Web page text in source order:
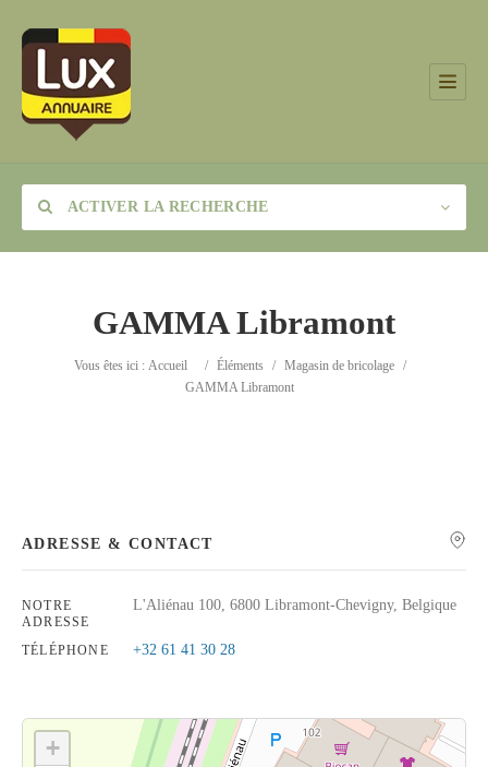
ACTIVER LA RECHERCHE
Catégorie
Rechercher
GAMMA Libramont
Vous êtes ici : Accueil / Éléments / Magasin de bricolage
/
GAMMA Libramont
ADRESSE & CONTACT
NOTRE
ADRESSE
L'Aliénau 100, 6800 Libramont-Chevigny, Belgique
TÉLÉPHONE +32 61 41 30 28
+